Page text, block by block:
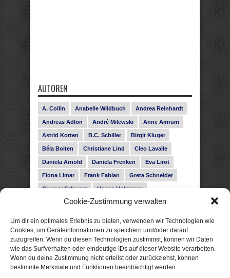
Cookie-Zustimmung verwalten
Um dir ein optimales Erlebnis zu bieten, verwenden wir Technologien wie
Cookies, um Geräteinformationen zu speichern und/oder darauf
zuzugreifen. Wenn du diesen Technologien zustimmst, können wir Daten
wie das Surfverhalten oder eindeutige IDs auf dieser Website verarbeiten.
Wenn du deine Zustimmung nicht erteilst oder zurückziehst, können
bestimmte Merkmale und Funktionen beeinträchtigt werden.
AUTOREN
A. Collin Anabelle Wildbuch Andrea Reinhardt
Andreas Adlon André Milewski Anne Amrum
Astrid Korten B.C. Schiller Birgit Kluger
Béla Bolten Christiane Lind Cleo Lavalle
Daniela Arnold Daniela Frenken Eva Lirot
Fiona Limar Frank Fabian Greta Schneider
Gunnar Schwarz Hanna Holmgren
Heike Fröhling Ina Glahe Ivo Pala J. Vellguth
Leonie Haubrich Lilly Labord Livia Pipes
Malin Blunk Marcus Hünnebeck Martin Krist
Melisa Schwermer Nele Bruun Nika Lubitsch
Noah Fitz Nora Amelie René Junge